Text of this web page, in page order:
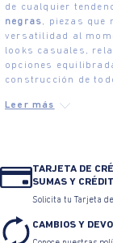
de cualquier
negras, piezas que
versatilidad al
looks casuales,
opciones
construcción de
TARJETA DE
SUMAS Y
Solicita tu Tarjeta
CAMBIOS Y